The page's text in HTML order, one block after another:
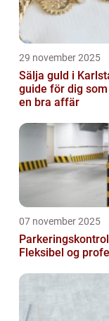
29 november 2025
Sälja guld i
guide för dig
en bra affär
07 november 2025
Fleksibel og